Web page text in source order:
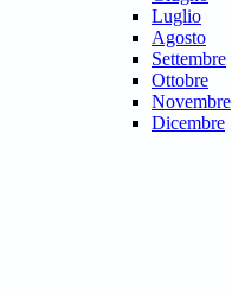
Luglio
Agosto
Settembre
Ottobre
Novembre
Dicembre